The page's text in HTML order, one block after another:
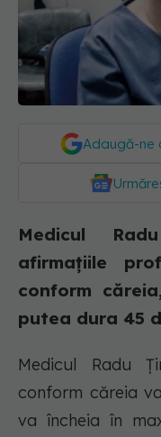
Adaugă-ne
Medicul
afirmațiile
conform
putea dura 45
Medicul Radu
conform căreia
va încheia în